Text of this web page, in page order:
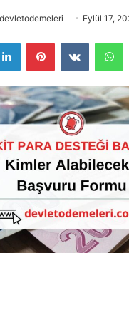
devletodemeleri Eylül 17,